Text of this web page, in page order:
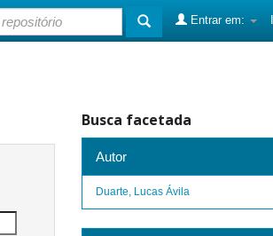
Entrar em:
Busca facetada
Autor
Duarte, Lucas Ávila